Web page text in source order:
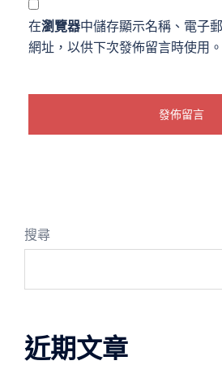
在瀏覽器中儲存顯示名稱、電子
網址，以供下次發佈留言時使用。
搜尋
近期文章